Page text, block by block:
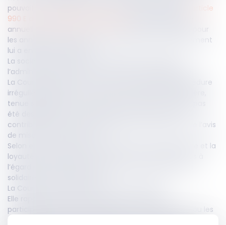
pouvait pas bénéficier des exonérations prévues à
l’article
990 E du Code général des impôts
annuelle de 3 % sur la valeur vénale des immeubles, pour
les années 2013 et 2014. Un avis de mise en recouvrement
lui a ensuite été adressé.
La société a contesté ces impositions et assigné
l’administration fiscale afin d’en obtenir la décharge.
La Cour d’appel d’Aix-en-Provence a déclaré la procédure
irrégulière. Elle a retenu que la société civile immobilière,
tenue solidairement au paiement de la taxe, n’avait pas
été destinataire de la réponse aux observations du
contribuable ni des actes postérieurs, notamment de l’avis
de mise en recouvrement.
Selon elle, le caractère contradictoire de la procédure et la
loyauté des débats n’avaient donc pas été respectés à
l’égard de l’ensemble des personnes morales tenues
solidairement au paiement.
La Cour de cassation censure cette analyse.
Elle rappelle que, lorsqu’il existe une chaîne de
participations, la taxe annuelle de 3 % est due par la ou les